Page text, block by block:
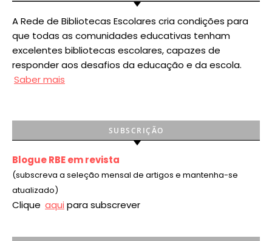
A Rede de Bibliotecas Escolares cria condições para
que todas as comunidades educativas tenham
excelentes bibliotecas escolares, capazes de
responder aos desafios da educação e da escola.
Saber mais
SUBSCRIÇÃO
Blogue RBE em revista
(subscreva a seleção mensal de artigos e mantenha-se
atualizado)
Clique aqui para subscrever